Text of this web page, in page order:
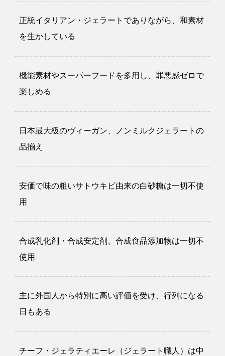
正統イタリアン・ジェラートでありながら、和素材
を生かしている
機能素材やスーパーフードを多用し、罪悪感ゼロで
楽しめる
日本最大級のヴィーガン、ノンミルクジェラートの
品揃え
安価で味の粗いサトウキビ由来の白砂糖は一切不使
用
合成乳化剤・合成安定剤、合成食品添加物は一切不
使用
主に外国人から特別に高い評価を受け、行列になる
日もある
チーフ・ジェラティエーレ（ジェラート職人）は中